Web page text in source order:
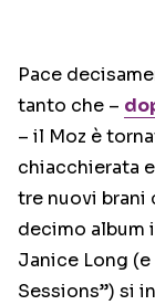
Pace
tanto che –
– il Moz è
chiacchierata
tre nuovi brani
decimo album
Janice Long
Sessions”) si